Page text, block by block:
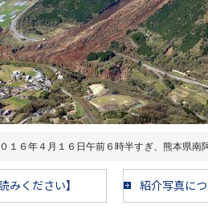
１６年４月１６日午前６時半すぎ、熊本県南
みください】 紹介写真に